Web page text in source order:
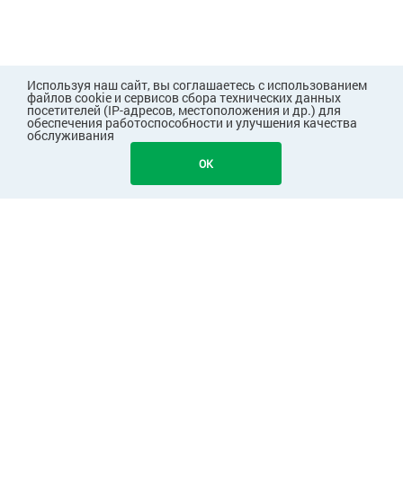
В КОРЗИНУ 810
Используя наш сайт, вы соглашаетесь с использованием
файлов cookie и сервисов сбора технических данных
посетителей (IP-адресов, местоположения и др.) для
обеспечения работоспособности и улучшения качества
обслуживания
OK